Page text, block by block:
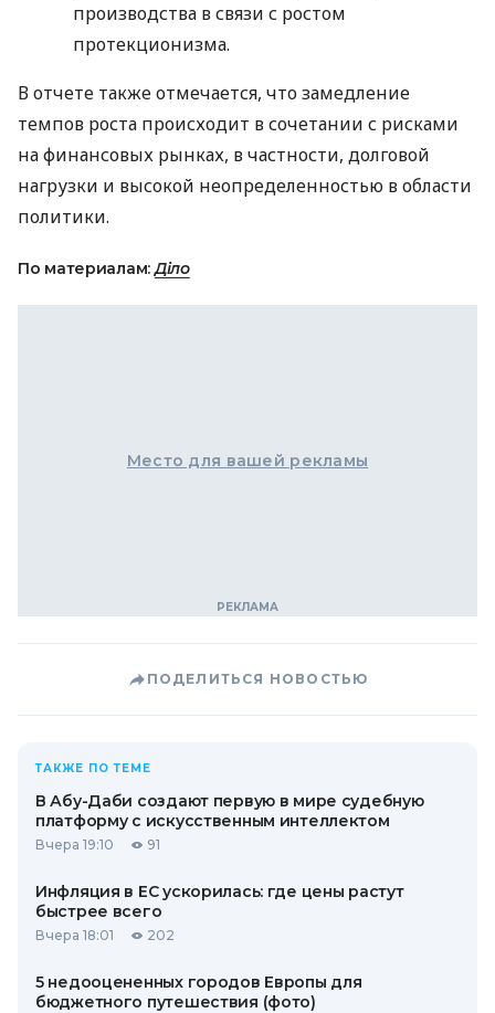
производства в связи с ростом
протекционизма.
В отчете также отмечается, что замедление
темпов роста происходит в сочетании с рисками
на финансовых рынках, в частности, долговой
нагрузки и высокой неопределенностью в области
политики.
По материалам:Діло
Место для вашей рекламы
ПОДЕЛИТЬСЯ НОВОСТЬЮ
ТАКЖЕ ПО ТЕМЕ
В Абу-Даби создают первую в мире судебную
платформу с искусственным интеллектом
Вчера 19:10 91
Инфляция в ЕС ускорилась: где цены растут
быстрее всего
Вчера 18:01 202
5 недооцененных городов Европы для
бюджетного путешествия (фото)